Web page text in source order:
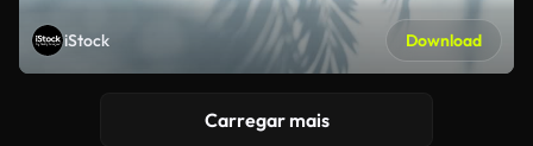
iStock Download
Carregar mais